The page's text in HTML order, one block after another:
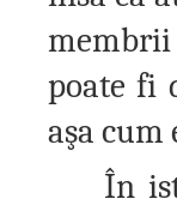
membrii
poate fi
aşa cum
În